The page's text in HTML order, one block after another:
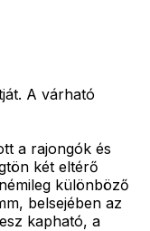
A várható
a rajongók és
két eltérő
különböző
belsejében az
kapható, a